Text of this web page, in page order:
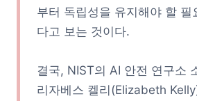
부터 독립성을 유지해야 할 필
다고 보는 것이다.
결국, NIST의 AI 안전 연구소
리자베스 켈리(Elizabeth